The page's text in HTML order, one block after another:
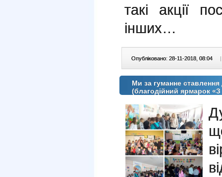
такі акції
інших…
Опубліковано: 28-11-2018, 08:04 |
Ми за гуманне
(благодійний ярмарок